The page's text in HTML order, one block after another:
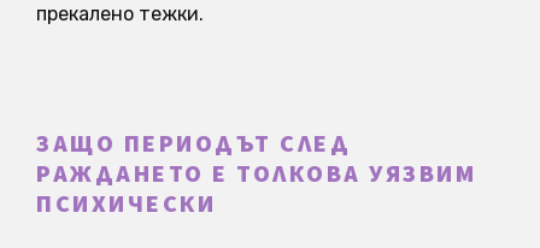
прекалено тежки.
ЗАЩО ПЕРИОДЪТ СЛЕД
РАЖДАНЕТО Е ТОЛКОВА УЯЗВИМ
ПСИХИЧЕСКИ